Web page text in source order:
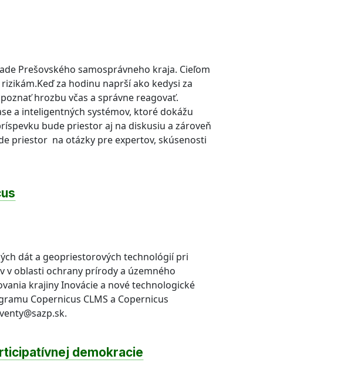
Prešovského samosprávneho kraja. Cieľom
za hodinu naprší ako kedysi za
hrozbu včas a správne reagovať.
a inteligentných systémov, ktoré dokážu
bude priestor aj na diskusiu a zároveň
priestor na otázky pre expertov, skúsenosti
dát a geopriestorových technológií pri
v oblasti ochrany prírody a územného
krajiny Inovácie a nové technologické
Copernicus CLMS a Copernicus
demokracie